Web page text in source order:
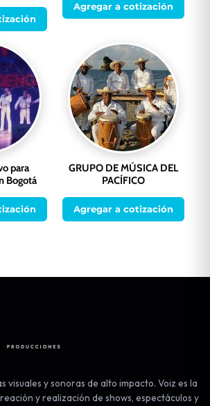
Agregar a cotización
para
Bogotá
GRUPO DE MÚSICA DEL
PACÍFICO
Agregar a cotización
visuales y sonoras de alto impacto. Voiz es la
y realización de shows, espectáculos y